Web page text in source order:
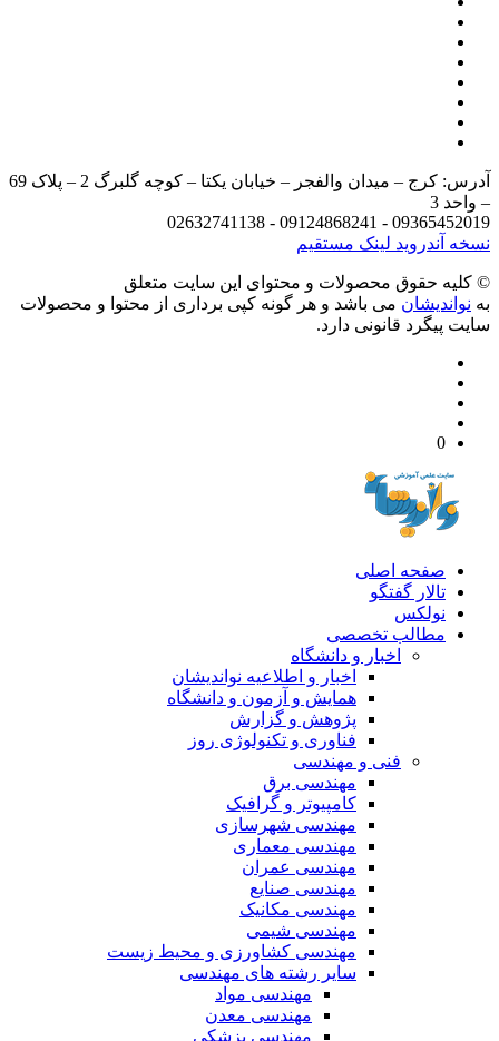
آدرس: کرج – میدان والفجر – خیابان یکتا – کوچه گلبرگ 2 – پلاک 69
3
09365452019 - 09124868241 -
آندرویدلینک مستقیم
حقوق محصولات و محتوای اين سایت متعلق
می باشد و هر گونه کپی برداری از محتوا و محصولات
پیگرد قانونی دارد.
صفحه اصلی
تالار گفتگو
نولکس
مطالب تخصصی
اخبار و دانشگاه
اخبار و اطلاعیه نواندیشان
همایش و آزمون و دانشگاه
پژوهش و گزارش
فناوری و تکنولوژی روز
فنی و مهندسی
مهندسی برق
کامپیوتر و گرافیک
مهندسی شهرسازی
مهندسی معماری
مهندسی عمران
مهندسی صنایع
مهندسی مکانیک
مهندسی شیمی
مهندسی کشاورزی و محیط زیست
سایر رشته های مهندسی
مهندسی مواد
مهندسی معدن
مهندسی پزشکی